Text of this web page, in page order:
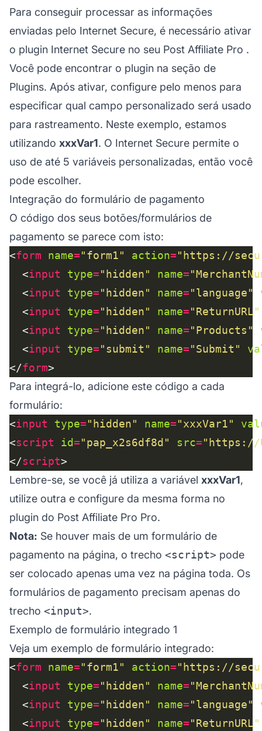
Para conseguir processar as informações
enviadas pelo Internet Secure, é necessário ativar
o plugin Internet Secure no seu Post Affiliate Pro .
Você pode encontrar o plugin na seção de
Plugins. Após ativar, configure pelo menos para
especificar qual campo personalizado será usado
para rastreamento. Neste exemplo, estamos
utilizando xxxVar1. O Internet Secure permite o
uso de até 5 variáveis personalizadas, então você
pode escolher.
Integração do formulário de pagamento
O código dos seus botões/formulários de
pagamento se parece com isto:
<form name="form1" action="https://
  <
input type="hidden" name=
  <
input type="hidden" name="language"
  <
input type="hidden" name="ReturnURL"
  <
input type="hidden" name="Products"
  <
input type="submit" name="Submit"
</form
Para integrá-lo, adicione este código a cada
formulário:
<input type="hidden" name="xxxVar1"
<script id="pap_x2s6df8d" src="https://
</script
Lembre-se, se você já utiliza a variável xxxVar1,
utilize outra e configure da mesma forma no
plugin do Post Affiliate Pro Pro.
Nota: Se houver mais de um formulário de
pagamento na página, o trecho <script> pode
ser colocado apenas uma vez na página toda. Os
formulários de pagamento precisam apenas do
trecho <input>.
Exemplo de formulário integrado 1
Veja um exemplo de formulário integrado:
<form name="form1" action="https://
  <
input type="hidden" name=
  <
input type="hidden" name="language"
  <
input type="hidden" name="ReturnURL"